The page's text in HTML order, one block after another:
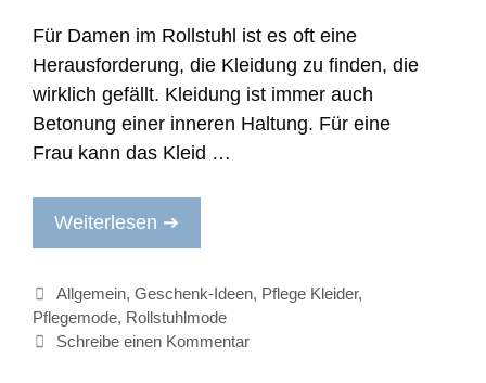
Für Damen im Rollstuhl ist es oft eine
Herausforderung, die Kleidung zu finden, die
wirklich gefällt. Kleidung ist immer auch
Betonung einer inneren Haltung. Für eine
Frau kann das Kleid …
Weiterlesen ➔
Kategorien
Allgemein,Geschenk-Ideen, Pflege Kleider,
Pflegemode, Rollstuhlmode
Schreibe einen Kommentar